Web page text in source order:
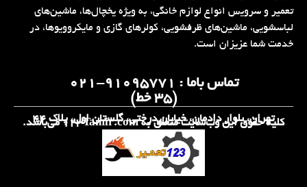
تعمیر و سرویس انواع لوازم خانگی، به ویژه یخچال‌ها، ماشین‌های
لباسشویی، ماشین‌های ظرفشویی، کولرهای گازی و مایکروویوها، در
خدمت شما عزیزان است.
تماس باما : 91095771-021
(۳۵ خط)
تهران، بلوار دادمان، خیابان درختی، گلستان اول، پلاک ۴۴
کلیه حقوق این وب‌سایت متعلق به 123Tamir.com می‌باشد.